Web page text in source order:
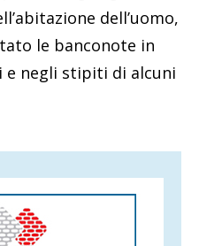
dell’uomo,
le banconote in
negli stipiti di alcuni